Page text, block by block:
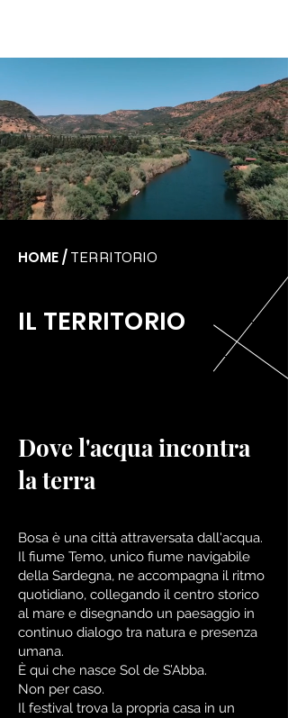
FESTIVAL 2026
HOME / TERRITORIO
IL TERRITORIO
Dove l'acqua incontra
la terra
Bosa è una città attraversata dall'acqua.
Il fiume Temo, unico fiume navigabile
della Sardegna, ne accompagna il ritmo
quotidiano, collegando il centro storico
al mare e disegnando un paesaggio in
continuo dialogo tra natura e presenza
umana.
È qui che nasce Sol de S’Abba.
Non per caso.
Il festival trova la propria casa in un